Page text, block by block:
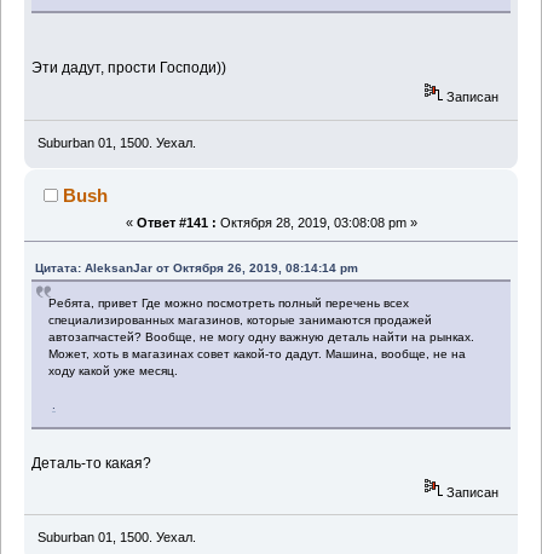
Эти дадут, прости Господи))
Записан
Suburban 01, 1500. Уехал.
Bush
« Ответ #141 : Октября 28, 2019, 03:08:08 pm »
Цитата: AleksanJar от Октября 26, 2019, 08:14:14 pm
Ребята, привет Где можно посмотреть полный перечень всех
специализированных магазинов, которые занимаются продажей
автозапчастей? Вообще, не могу одну важную деталь найти на рынках.
Может, хоть в магазинах совет какой-то дадут. Машина, вообще, не на
ходу какой уже месяц.
Деталь-то какая?
Записан
Suburban 01, 1500. Уехал.